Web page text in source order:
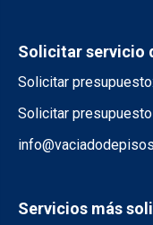
Solicitar servicio
Solicitar
Solicitar
Servicios más